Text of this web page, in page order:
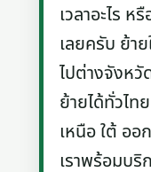
เวลาอะไร ห
เลยครับ ย้า
ไปต่างจังหวั
ย้ายได้ทั่วไท
เหนือ ใต้ อ
เราพร้อมบริ